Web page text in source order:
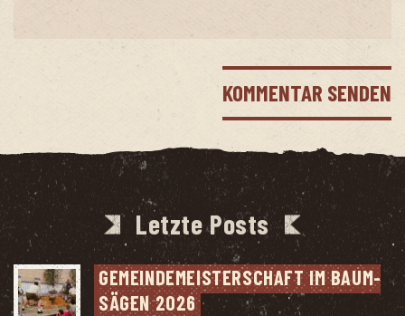
Letzte Posts
GEMEIN­DE­MEIS­TER­SCHAFT IM BAUM­
SÄ­GEN 2026